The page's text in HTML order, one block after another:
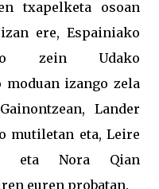
txapelketa osoan
ere, Espainiako
zein Udako
izango zela
Lander
mutiletan eta, Leire
eta Nora Qian
euren probatan.